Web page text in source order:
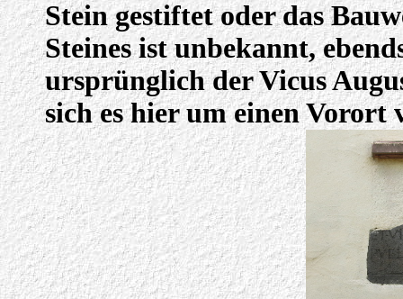
Stein gestiftet oder das
Steines ist unbekannt,
ursprünglich der Vicus
sich es hier um einen Vorort